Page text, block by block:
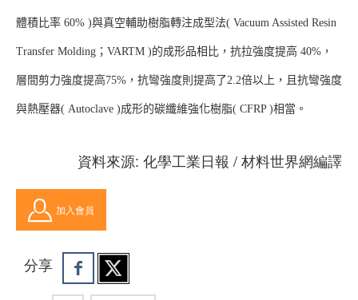
體積比率 60% )與真空輔助樹脂轉注成型法( Vacuum Assisted Resin
Transfer Molding；VARTM )的成形品相比，抗拉強度提高 40%，
層間剪力強度提高75%，抗彎強度則提高了2.2倍以上，且抗彎強度
與熱壓器( Autoclave )成形的碳纖維強化樹脂( CFRP )相當。
資料來源: 化學工業日報 / 材料世界網編譯
加入會員
分享